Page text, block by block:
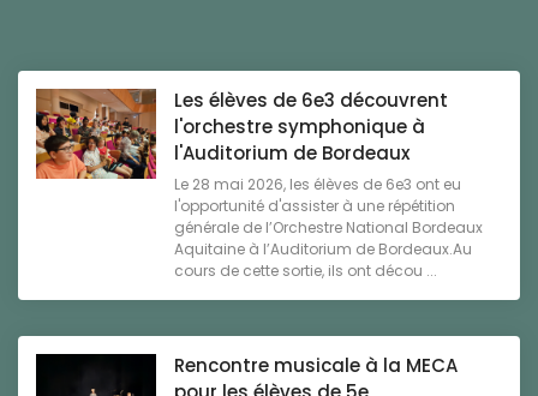
Les élèves de 6e3 découvrent
l'orchestre symphonique à
l'Auditorium de Bordeaux
Le 28 mai 2026, les élèves de 6e3 ont eu
l'opportunité d'assister à une répétition
générale de l’Orchestre National Bordeaux
Aquitaine à l’Auditorium de Bordeaux.Au
cours de cette sortie, ils ont décou ...
Rencontre musicale à la MECA